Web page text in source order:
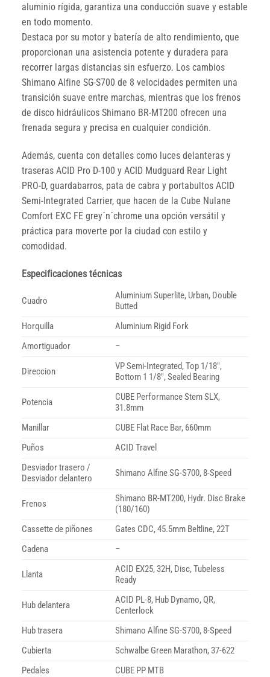
aluminio rígida, garantiza una conducción suave y estable
en todo momento.
Destaca por su motor y batería de alto rendimiento, que
proporcionan una asistencia potente y duradera para
recorrer largas distancias sin esfuerzo. Los cambios
Shimano Alfine SG-S700 de 8 velocidades permiten una
transición suave entre marchas, mientras que los frenos
de disco hidráulicos Shimano BR-MT200 ofrecen una
frenada segura y precisa en cualquier condición.
Además, cuenta con detalles como luces delanteras y
traseras ACID Pro D-100 y ACID Mudguard Rear Light
PRO-D, guardabarros, pata de cabra y portabultos ACID
Semi-Integrated Carrier, que hacen de la Cube Nulane
Comfort EXC FE grey´n´chrome una opción versátil y
práctica para moverte por la ciudad con estilo y
comodidad.
Especificaciones técnicas
Cuadro
Aluminium Superlite, Urban, Double
Butted
Horquilla
Aluminium Rigid Fork
Amortiguador
–
Direccion
VP Semi-Integrated, Top 1/18″,
Bottom 1 1/8″, Sealed Bearing
Potencia
CUBE Performance Stem SLX,
31.8mm
Manillar
CUBE Flat Race Bar, 660mm
Puños
ACID Travel
Desviador trasero /
Desviador delantero
Shimano Alfine SG-S700, 8-Speed
Frenos
Shimano BR-MT200, Hydr. Disc Brake
(180/160)
Cassette de piñones
Gates CDC, 45.5mm Beltline, 22T
Cadena
–
Llanta
ACID EX25, 32H, Disc, Tubeless
Ready
Hub delantera
ACID PL-8, Hub Dynamo, QR,
Centerlock
Hub trasera
Shimano Alfine SG-S700, 8-Speed
Cubierta
Schwalbe Green Marathon, 37-622
Pedales
CUBE PP MTB